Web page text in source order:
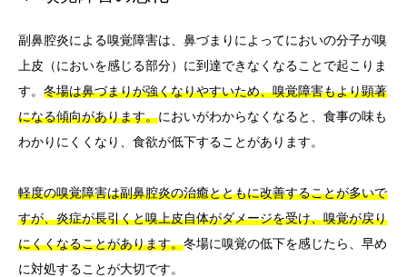
副鼻腔炎による嗅覚障害は、鼻づまりによってにおいの分子が嗅
上皮（においを感じる部分）に到達できなくなることで起こりま
す。 冬場は鼻づまりが強くなりやすいため、嗅覚障害もより顕著
になる傾向があります。においがわからなくなると、食事の味も
わかりにくくなり、食欲が低下することがあります。
軽度の嗅覚障害は副鼻腔炎の治癒とともに改善することが多いで
すが、炎症が長引くと嗅上皮自体がダメージを受け、嗅覚が戻り
にくくなることがあります。冬場に嗅覚の低下を感じたら、早め
に対処することが大切です。